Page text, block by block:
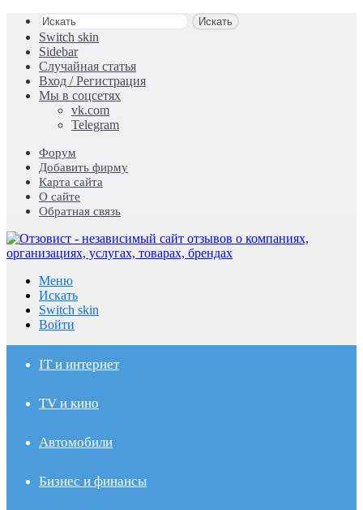
Искать
Switch skin
Sidebar
Случайная статья
Вход / Регистрация
Мы в соцсетях
vk.com
Telegram
Форум
Добавить фирму
Карта сайта
О сайте
Обратная связь
Меню
Искать
Switch skin
Войти
IT и интернет
TV и кино
Автомобили
Бизнес и финансы